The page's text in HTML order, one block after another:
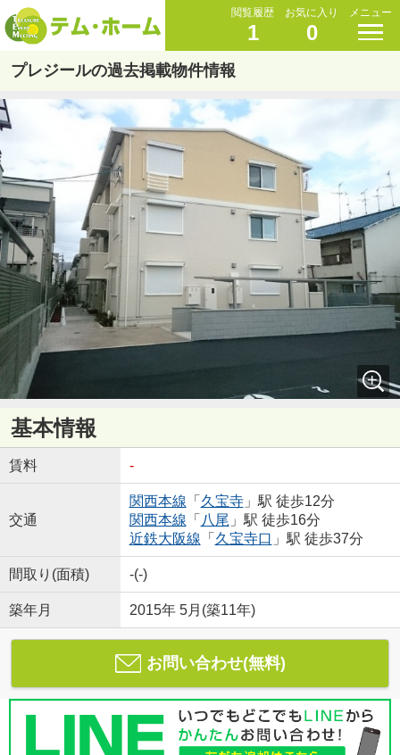
閲覧履歴
1
お気に入り
0
メニュー
プレジールの過去掲載物件情報
基本情報
賃料 -
交通
関西本線 「 久宝寺」駅 徒歩12分
関西本線 「 八尾 」駅 徒歩16分
近鉄大阪線 「 久宝寺口 」駅 徒歩37分
間取り(面積) -(-)
築年月 2015年 5月(築11年)
お問い合わせ(無料)